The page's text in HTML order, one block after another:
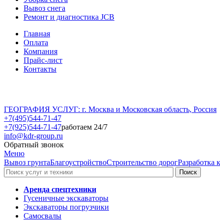
Вывоз снега
Ремонт и диагностика JCB
Главная
Оплата
Компания
Прайс-лист
Контакты
ГЕОГРАФИЯ УСЛУГ: г. Москва и Московская область, Россия
+7(495)544-71-47
+7(925)544-71-47работаем 24/7
info@kdr-group.ru
Обратный звонок
Меню
Вывоз грунтаБлагоустройствоСтроительство дорогРазработка
Аренда спецтехники
Гусеничные экскаваторы
Экскаваторы погрузчики
Самосвалы